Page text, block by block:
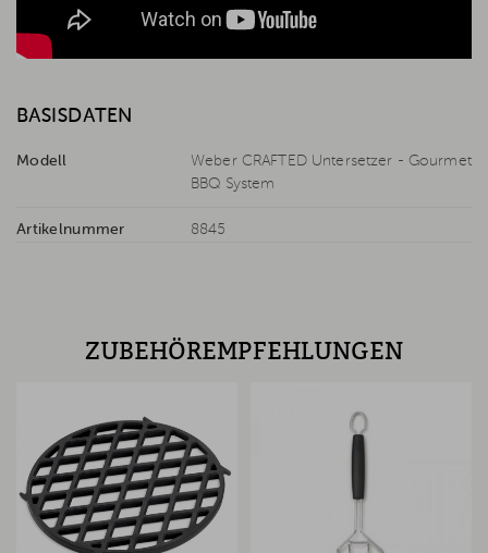
BASISDATEN
Modell
Weber CRAFTED Untersetzer - Gourmet
BBQ System
Artikelnummer 8845
ZUBEHÖREMPFEHLUNGEN